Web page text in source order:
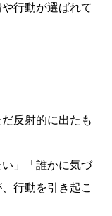
行動が選ばれて
反射的に出たも
い」「誰かに気づ
行動を引き起こ